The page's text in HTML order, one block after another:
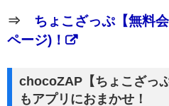
⇒ ちょこざっぷ【無料
ページ)！
chocoZAP【ちょこざっ
もアプリにおまかせ！